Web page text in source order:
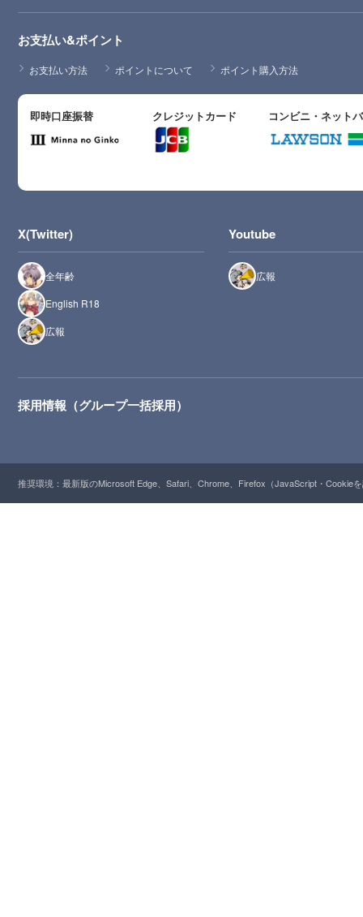
お支払い&ポイント
お支払い方法 ポイントについて ポイント購入方法
即時口座振替 クレジットカード コンビニ・ネット
X(Twitter)
全年齢
English R18
広報
Youtube
広報
採用情報（グループ一括採用）
推奨環境：最新版のMicrosoft Edge、Safari、Chrome、Firefox（JavaScript・Cookie